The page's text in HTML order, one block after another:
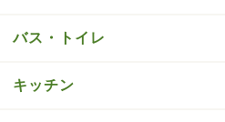
バス・トイレ
キッチン